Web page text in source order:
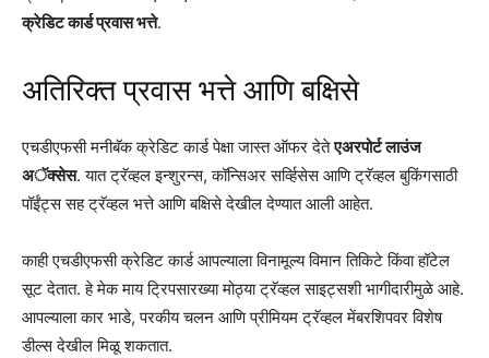
क्रेडिट कार्ड प्रवास भत्ते.
अतिरिक्त प्रवास भत्ते आणि बक्षिसे
एचडीएफसी मनीबॅक क्रेडिट कार्ड पेक्षा जास्त ऑफर देतेएअरपोर्ट लाउंज
अॅक्सेस. यात ट्रॅव्हल इन्शुरन्स, कॉन्सिअर सर्व्हिसेस आणि ट्रॅव्हल बुकिंगसाठी
पॉईंट्स सह ट्रॅव्हल भत्ते आणि बक्षिसे देखील देण्यात आली आहेत.
काही एचडीएफसी क्रेडिट कार्ड आपल्याला विनामूल्य विमान तिकिटे किंवा हॉटेल
सूट देतात. हे मेक माय ट्रिपसारख्या मोठ्या ट्रॅव्हल साइट्सशी भागीदारीमुळे आहे.
आपल्याला कार भाडे, परकीय चलन आणि प्रीमियम ट्रॅव्हल मेंबरशिपवर विशेष
डील्स देखील मिळू शकतात.